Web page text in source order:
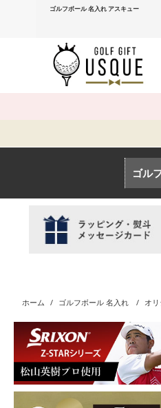
ゴルフボール 名入れ アスキュー
ゴル
ホーム / ゴルフボール 名入れ / オ